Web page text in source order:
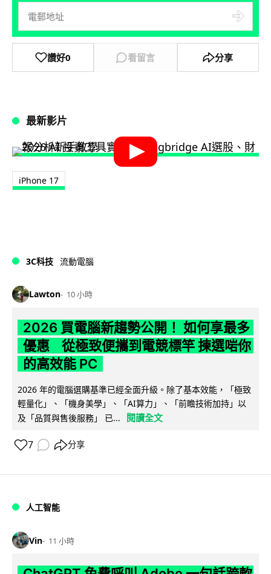
讚好0 看留言 分享
最新影片
iPhone 17
3C科技 流動電腦
Lawton 10 小時
2026 買電腦新趨勢公開！ 如何享最多
優惠 從極致便攜到電競標竿 揀選啱你
的高效能 PC
2026 年的電腦選購基準已經全面升級。除了基本效能，「極致
輕量化」、「機身美學」、「AI算力」、「前瞻技術加持」以
及「品質與售後服務」 已...
閱讀全文
7 分享
人工智能
Vin 11 小時